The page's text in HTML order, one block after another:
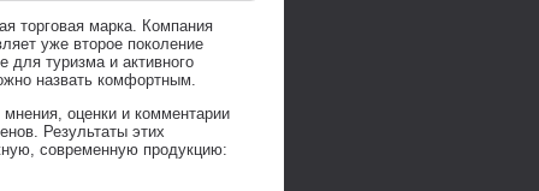
торговая марка. Компания
уже второе поколение
туризма и активного
назвать комфортным.
оценки и комментарии
Результаты этих
современную продукцию: